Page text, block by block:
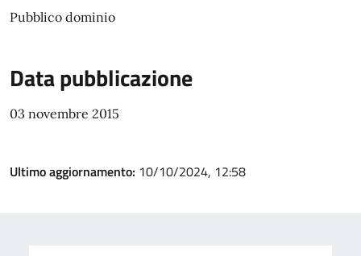
Pubblico dominio
Data pubblicazione
03 novembre 2015
Ultimo aggiornamento: 10/10/2024, 12:58